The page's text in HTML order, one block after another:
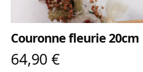
Couronne fleurie 20cm
64,90 €